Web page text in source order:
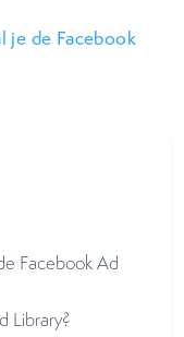
je de Facebook
Facebook Ad
Library?